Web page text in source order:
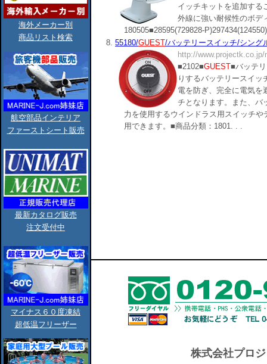
海外メーカー別
商品リスト検索
航空部品インテリア
ファーストシート販売
最新カタログ販売
注文受付中
マイナス６０度凍結
超低温フリーザー
イッチキットを追加する
外線に強い耐候性のボデ
180505■28595(729828-
8. 55180/GUEST/バッテリースイッチ/シング
http://
■2102■GUEST■バッテ
りするバッテリースイッ
電を防ぎ、完全に電気を
チとなります。また、バ
力を使用するウインドラス用スイッチ
用できます。■商品分類：1801. . .
株式会社プロ